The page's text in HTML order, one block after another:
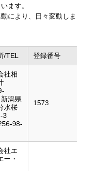
ます。
により、日々変動しま
/TEL 登録番号
社相
潟県
水桜
3
98-
1573
社エ
ー・